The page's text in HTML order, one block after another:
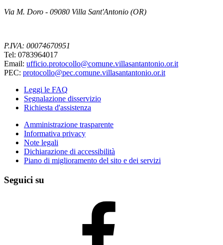
Via M. Doro - 09080 Villa Sant'Antonio (OR)
P.IVA: 00074670951
Tel: 0783964017
Email: ufficio.protocollo@comune.villasantantonio.or.it
PEC: protocollo@pec.comune.villasantantonio.or.it
Leggi le FAQ
Segnalazione disservizio
Richiesta d'assistenza
Amministrazione trasparente
Informativa privacy
Note legali
Dichiarazione di accessibilità
Piano di miglioramento del sito e dei servizi
Seguici su